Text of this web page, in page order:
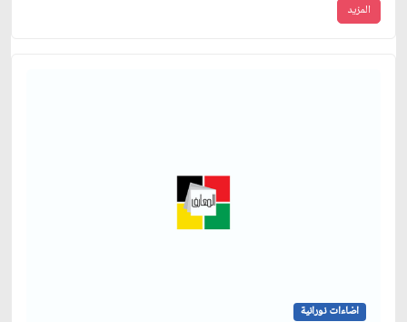
المزيد
اضاءات نورانية